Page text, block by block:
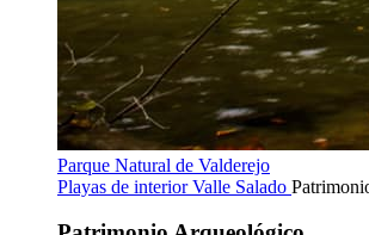
Parque Natural de Valderejo
Playas de interiorValle Salado